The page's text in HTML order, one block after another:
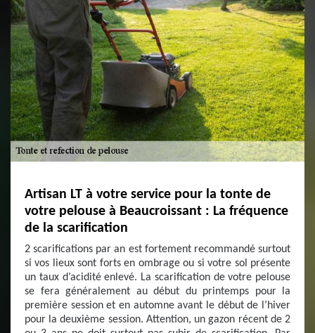
Artisan LT à votre service pour la tonte de
votre pelouse à Beaucroissant : La fréquence
de la scarification
2 scarifications par an est fortement recommandé surtout
si vos lieux sont forts en ombrage ou si votre sol présente
un taux d’acidité enlevé. La scarification de votre pelouse
se fera généralement au début du printemps pour la
première session et en automne avant le début de l’hiver
pour la deuxième session. Attention, un gazon récent de 2